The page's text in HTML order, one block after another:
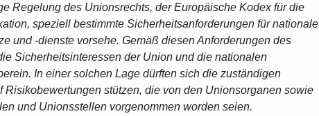
Regelung des Unionsrechts, der Europäische Kodex für die
speziell bestimmte Sicherheitsanforderungen für nationale
und -dienste vorsehe. Gemäß diesen Anforderungen des
Sicherheitsinteressen der Union und die nationalen
In einer solchen Lage dürften sich die zuständigen
Risikobewertungen stützen, die von den Unionsorganen sowie
und Unionsstellen vorgenommen worden seien.